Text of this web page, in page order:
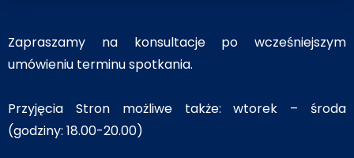
Zapraszamy na konsultacje po wcześniejszym
umówieniu terminu spotkania.
Przyjęcia Stron możliwe także: wtorek – środa
(godziny: 18.00-20.00)